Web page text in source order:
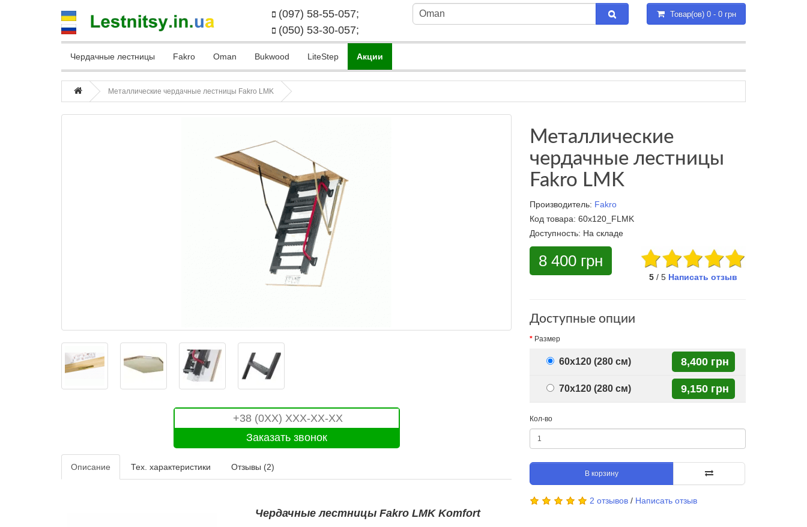
(097) 58-55-057;
(050) 53-30-057;
Товар(ов) 0 - 0 грн
Чердачные лестницы Fakro Oman Bukwood LiteStep Акции
Металлические чердачные лестницы Fakro LMK
Описание Тех. характеристики Отзывы (2)
Чердачные лестницы Fakro LMK Komfort
Металлические
чердачные лестницы
Fakro LMK
Производитель: Fakro
Код товара: 60x120_FLMK
Доступность: На складе
8 400 грн
5 / 5 Написать отзыв
Доступные опции
Размер
60x120 (280 см) 8,400 грн
70x120 (280 см) 9,150 грн
Кол-во
В корзину
2 отзывов / Написать отзыв